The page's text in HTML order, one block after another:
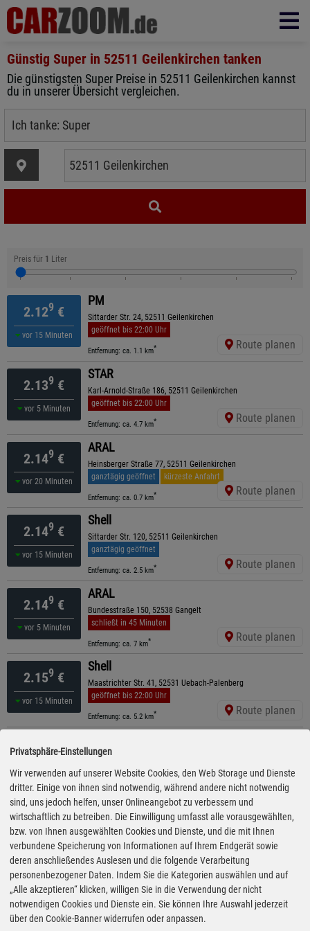
Günstig Super in 52511 Geilenkirchen tanken
Die günstigsten Super Preise in 52511 Geilenkirchen kannst
du in unserer Übersicht vergleichen.
Preis für 1 Liter
2.129 €
vor 15 Minuten
PM
Sittarder Str. 24, 52511 Geilenkirchen
geöffnet bis 22:00 Uhr
Entfernung: ca. 1.1 km* Route planen
2.139 €
vor 5 Minuten
STAR
Karl-Arnold-Straße 186, 52511 Geilenkirchen
geöffnet bis 22:00 Uhr
Entfernung: ca. 4.7 km* Route planen
2.149 €
vor 20 Minuten
ARAL
Heinsberger Straße 77, 52511 Geilenkirchen
ganztägig geöffnet
kürzeste Anfahrt
Entfernung: ca. 0.7 km* Route planen
2.149 €
vor 15 Minuten
Shell
Sittarder Str. 120, 52511 Geilenkirchen
ganztägig geöffnet
Entfernung: ca. 2.5 km* Route planen
2.149 €
vor 5 Minuten
ARAL
Bundesstraße 150, 52538 Gangelt
schließt in 45 Minuten
Entfernung: ca. 7 km* Route planen
2.159 €
vor 15 Minuten
Shell
Maastrichter Str. 41, 52531 Uebach-Palenberg
geöffnet bis 22:00 Uhr
Entfernung: ca. 5.2 km* Route planen
2.159€
vor 15 Minuten
Roermonder Str. 35-37, 52531 Uebach-Palenberg
geöffnet bis 23:00 Uhr
Entfernung: ca. 6 km* Route planen
2.159€
vor 30 Minuten
Shell
Wilhelm-Roentgen-Str. 1, 52499 Baesweiler
ganztägig geöffnet
Entfernung: ca. 6.3 km * Route planen
2.209€
vor 60 Minuten
ESSO
Roermonder Str. 36 , 52531 Uebach-Palenberg
ganztägig geöffnet
Privatsphäre-Einstellungen
Wir verwenden auf unserer Website Cookies, den Web Storage und Dienste
dritter. Einige von ihnen sind notwendig, während andere nicht notwendig
sind, uns jedoch helfen, unser Onlineangebot zu verbessern und
wirtschaftlich zu betreiben. Die Einwilligung umfasst alle vorausgewählten,
bzw. von Ihnen ausgewählten Cookies und Dienste, und die mit Ihnen
verbundene Speicherung von Informationen auf Ihrem Endgerät sowie
deren anschließendes Auslesen und die folgende Verarbeitung
personenbezogener Daten. Indem Sie die Kategorien auswählen und auf
„Alle akzeptieren“ klicken, willigen Sie in die Verwendung der nicht
notwendigen Cookies und Dienste ein. Sie können Ihre Auswahl jederzeit
über den Cookie-Banner widerrufen oder anpassen.